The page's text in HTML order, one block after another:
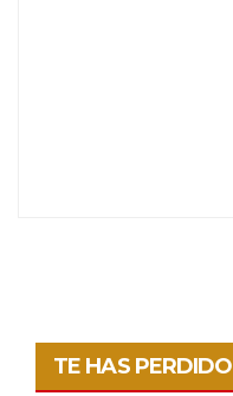
TE HAS PERDIDO